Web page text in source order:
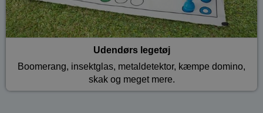
Udendørs legetøj
Boomerang, insektglas, metaldetektor, kæmpe domino,
skak og meget mere.